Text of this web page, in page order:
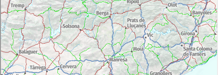
casals barrocs.
Labasílica de Santa Maria de la Seués el principal
monument manresà. L'església gòtica que avui es pot
veure fou dissenyada per Berenguer de Montagut,
que també projectà l'obra de Santa Maria del Mar de
Barcelona. La Sèquia és una obra d'enginyeria
medieval tan ben concebuda que encara avui dia